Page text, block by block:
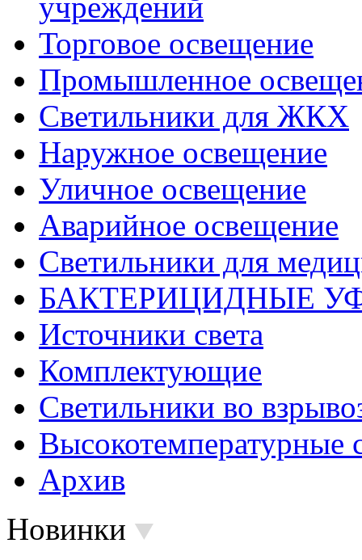
Торговое освещение
Промышленное
Светильники для ЖКХ
Наружное освещение
Уличное освещение
Аварийное освещение
Светильники для
БАКТЕРИЦИДНЫЕ
Источники света
Комплектующие
Светильники во
Высокотемпературные
Архив
Новинки